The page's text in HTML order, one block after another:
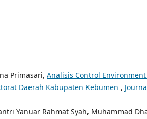
Primasari, Analisis Control Environment
Daerah Kabupaten Kebumen ,
Yanuar Rahmat Syah, Muhammad